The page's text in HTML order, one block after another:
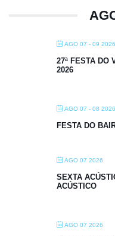
AGO 07 - 09 2026
27ª FESTA DO
2026
AGO 07 - 08 2026
FESTA DO
AGO 07 2026
SEXTA
ACÚSTICO
AGO 07 2026